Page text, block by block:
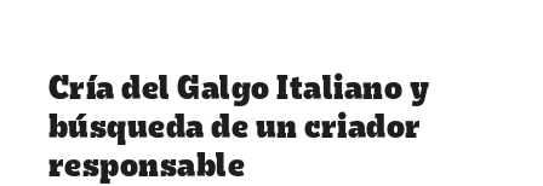
Cría del Galgo Italiano y
búsqueda de un criador
responsable